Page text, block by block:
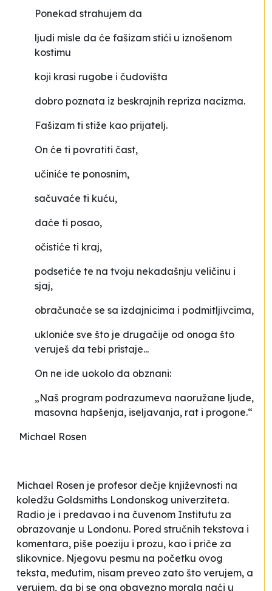
Ponekad strahujem da
ljudi misle da će fašizam stići u iznošenom
kostimu
koji krasi rugobe i čudovišta
dobro poznata iz beskrajnih repriza nacizma.
Fašizam ti stiže kao prijatelj.
On će ti povratiti čast,
učiniće te ponosnim,
sačuvaće ti kuću,
daće ti posao,
očistiće ti kraj,
podsetiće te na tvoju nekadašnju veličinu i
sjaj,
obračunaće se sa izdajnicima i podmitljivcima,
ukloniće sve što je drugačije od onoga što
veruješ da tebi pristaje...
On ne ide uokolo da obznani:
„Naš program podrazumeva naoružane ljude,
masovna hapšenja, iseljavanja, rat i progone.“
Michael Rosen
Michael Rosen je profesor dečje književnosti na
koledžu Goldsmiths Londonskog univerziteta.
Radio je i predavao i na čuvenom Institutu za
obrazovanje u Londonu. Pored stručnih tekstova i
komentara, piše poeziju i prozu, kao i priče za
slikovnice. Njegovu pesmu na početku ovog
teksta, međutim, nisam preveo zato što verujem, a
verujem, da bi se ona obavezno morala naći u